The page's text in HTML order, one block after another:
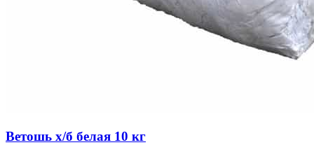
Ветошь х/б белая 10 кг